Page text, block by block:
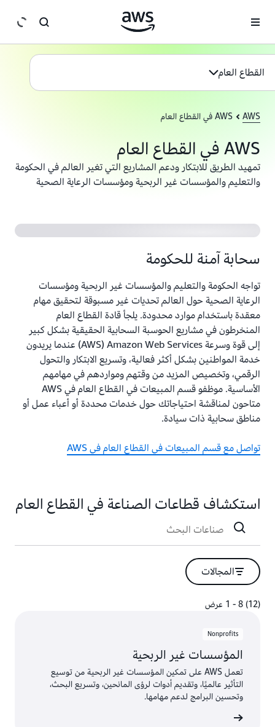
AWS AWS في القطاع العام
AWS في القطاع العام
تمهيد الطريق للابتكار ودعم المشاريع التي تغير العالم في الحكومة
والتعليم والمؤسسات غير الربحية ومؤسسات الرعاية الصحية
القطاع العام
سحابة آمنة للحكومة
تواجه الحكومة والتعليم والمؤسسات غير الربحية ومؤسسات
الرعاية الصحية حول العالم تحديات غير مسبوقة لتحقيق مهام
معقدة باستخدام موارد محدودة. يلجأ قادة القطاع العام
المنخرطون في مشاريع الحوسبة السحابية الحقيقية بشكل كبير
إلى قوة وسرعة Amazon Web Services‏ (AWS) عندما يريدون
خدمة المواطنين بشكل أكثر فعالية، وتسريع الابتكار والتحول
الرقمي، وتخصيص المزيد من وقتهم ومواردهم في مهامهم
الأساسية. موظفو قسم المبيعات في القطاع العام في AWS
متاحون لمناقشة احتياجاتك حول خدمات محددة أو أعباء عمل أو
مناطق سحابية ذات سيادة.
تواصل مع قسم المبيعات في القطاع العام في AWS
استكشاف قطاعات الصناعة في القطاع العام
المجالات
(12) 8 - 1 عرض
Nonprofits
المؤسسات غير الربحية
تعمل AWS على تمكين المؤسسات غير الربحية من توسيع
التأثير عالميًا، وتقديم أدوات لرؤى المانحين، وتسريع البحث،
وتحسين البرامج لدعم مهامها.